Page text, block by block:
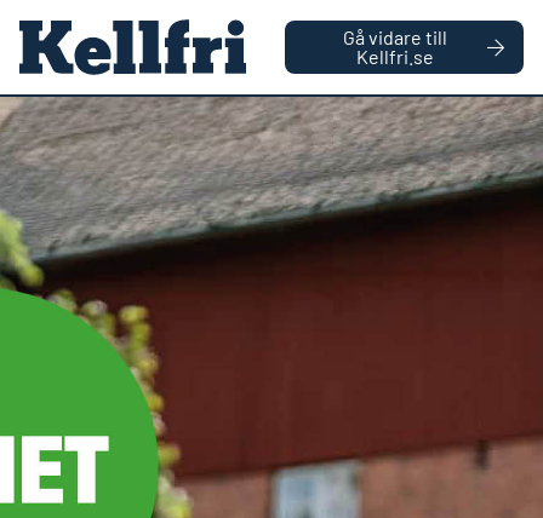
Gå vidare till
Kellfri.se
FÖRETAG | PRIVATPERSON
Antal
Startsida Reservdelar Fästplåt skydd växellåda